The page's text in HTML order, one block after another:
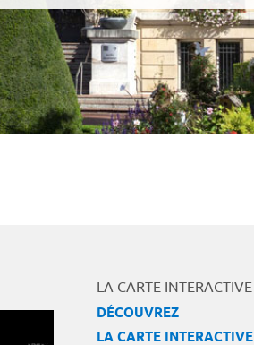
LA CARTE INTERACTIVE
DÉCOUVREZ
LA CARTE INTERACTIVE